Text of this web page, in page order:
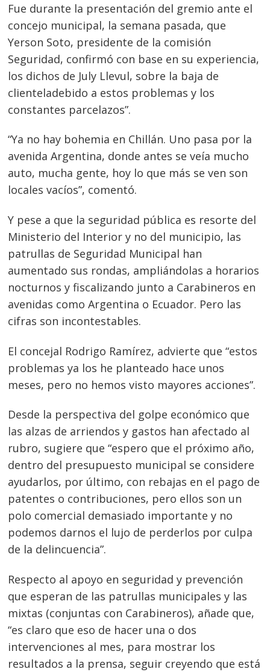
Fue durante la presentación del gremio ante el
concejo municipal, la semana pasada, que
Yerson Soto, presidente de la comisión
Seguridad, confirmó con base en su experiencia,
los dichos de July Llevul, sobre la baja de
clienteladebido a estos problemas y los
constantes parcelazos”.
“Ya no hay bohemia en Chillán. Uno pasa por la
avenida Argentina, donde antes se veía mucho
auto, mucha gente, hoy lo que más se ven son
locales vacíos”, comentó.
Y pese a que la seguridad pública es resorte del
Ministerio del Interior y no del municipio, las
patrullas de Seguridad Municipal han
aumentado sus rondas, ampliándolas a horarios
nocturnos y fiscalizando junto a Carabineros en
avenidas como Argentina o Ecuador. Pero las
cifras son incontestables.
El concejal Rodrigo Ramírez, advierte que “estos
problemas ya los he planteado hace unos
meses, pero no hemos visto mayores acciones”.
Desde la perspectiva del golpe económico que
las alzas de arriendos y gastos han afectado al
rubro, sugiere que “espero que el próximo año,
dentro del presupuesto municipal se considere
ayudarlos, por último, con rebajas en el pago de
patentes o contribuciones, pero ellos son un
polo comercial demasiado importante y no
podemos darnos el lujo de perderlos por culpa
de la delincuencia”.
Respecto al apoyo en seguridad y prevención
que esperan de las patrullas municipales y las
mixtas (conjuntas con Carabineros), añade que,
“es claro que eso de hacer una o dos
intervenciones al mes, para mostrar los
resultados a la prensa, seguir creyendo que está